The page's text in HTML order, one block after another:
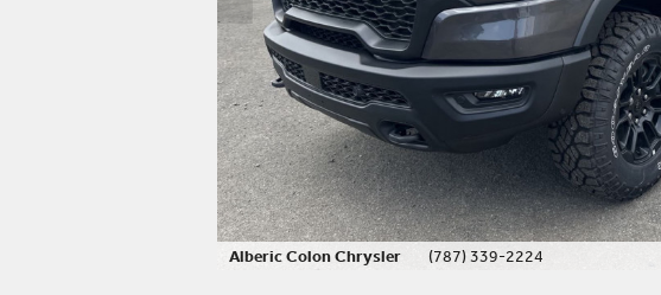
Alberic Colon Chrysler (787) 339-2224